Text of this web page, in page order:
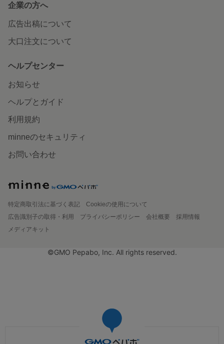
企業の方へ
広告出稿について
大口注文について
ヘルプセンター
お知らせ
ヘルプとガイド
利用規約
minneのセキュリティ
お問い合わせ
特定商取引法に基づく表記
Cookieの使用について
広告識別子の取得・利用
プライバシーポリシー 会社概要
採用情報
メディアキット
©GMO Pepabo, Inc. All rights reserved.